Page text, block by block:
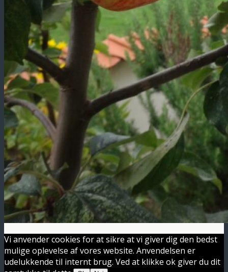
Vi anvender cookies for at sikre at vi giver dig den bedst
mulige oplevelse af vores website. Anvendelsen er
udelukkende til internt brug. Ved at klikke ok giver du dit